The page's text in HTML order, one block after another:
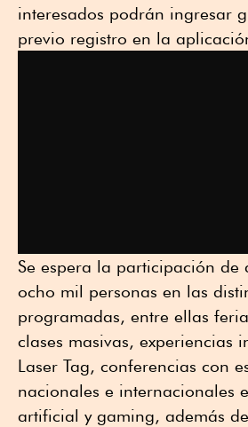
interesados podrán ingresar
previo registro en la
Se espera la participación de
ocho mil personas en las
programadas, entre ellas
clases masivas, experiencias
Laser Tag, conferencias con
nacionales e internacionales
artificial y gaming, además